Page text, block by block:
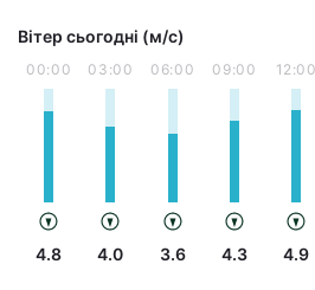
Вітер сьогодні (м/с)
00:00
4.8
03:00
4.0
06:00
3.6
09:00
4.3
12:00
4.9